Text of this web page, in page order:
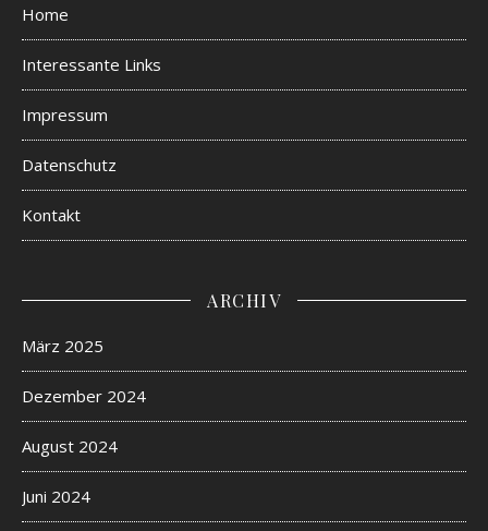
Home
Interessante Links
Impressum
Datenschutz
Kontakt
ARCHIV
März 2025
Dezember 2024
August 2024
Juni 2024